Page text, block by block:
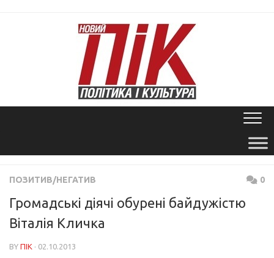
ПОЗИТИВ/НЕГАТИВ 0
Громадські діячі обурені байдужістю
Віталія Кличка
BY ПІК · 02.10.2013